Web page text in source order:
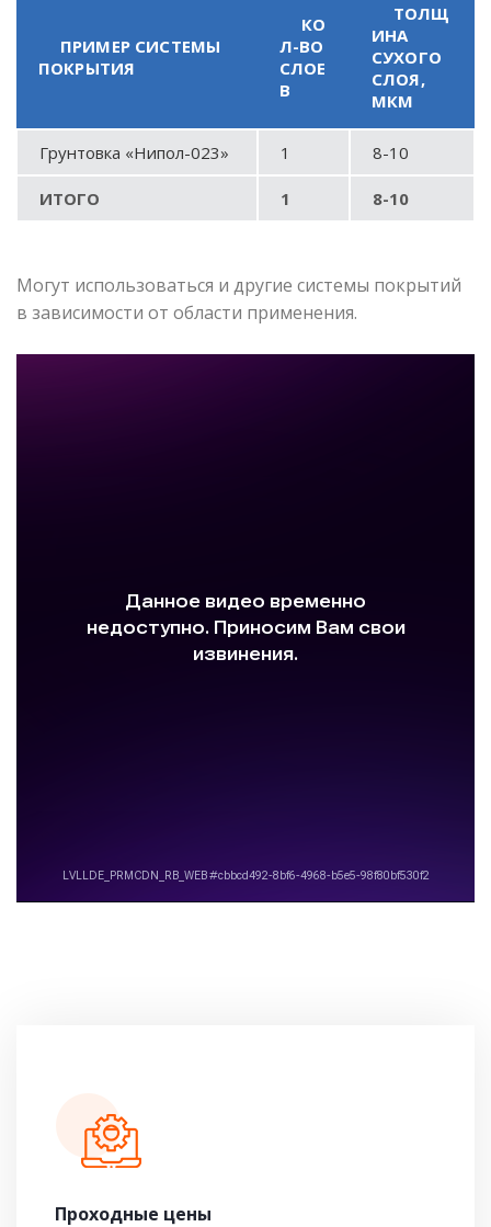
ПРИМЕР СИСТЕМЫ
ПОКРЫТИЯ
КО
Л-ВО
СЛОЕ
В
ТОЛЩ
ИНА
СУХОГО
СЛОЯ,
МКМ
Грунтовка «Нипол-023» 1 8-10
ИТОГО 1 8-10
Могут использоваться и другие системы покрытий
в зависимости от области применения.
Проходные цены